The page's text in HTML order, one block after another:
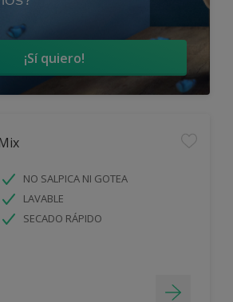
¡Sí quiero!
NO SALPICA NI GOTEA
LAVABLE
SECADO RÁPIDO